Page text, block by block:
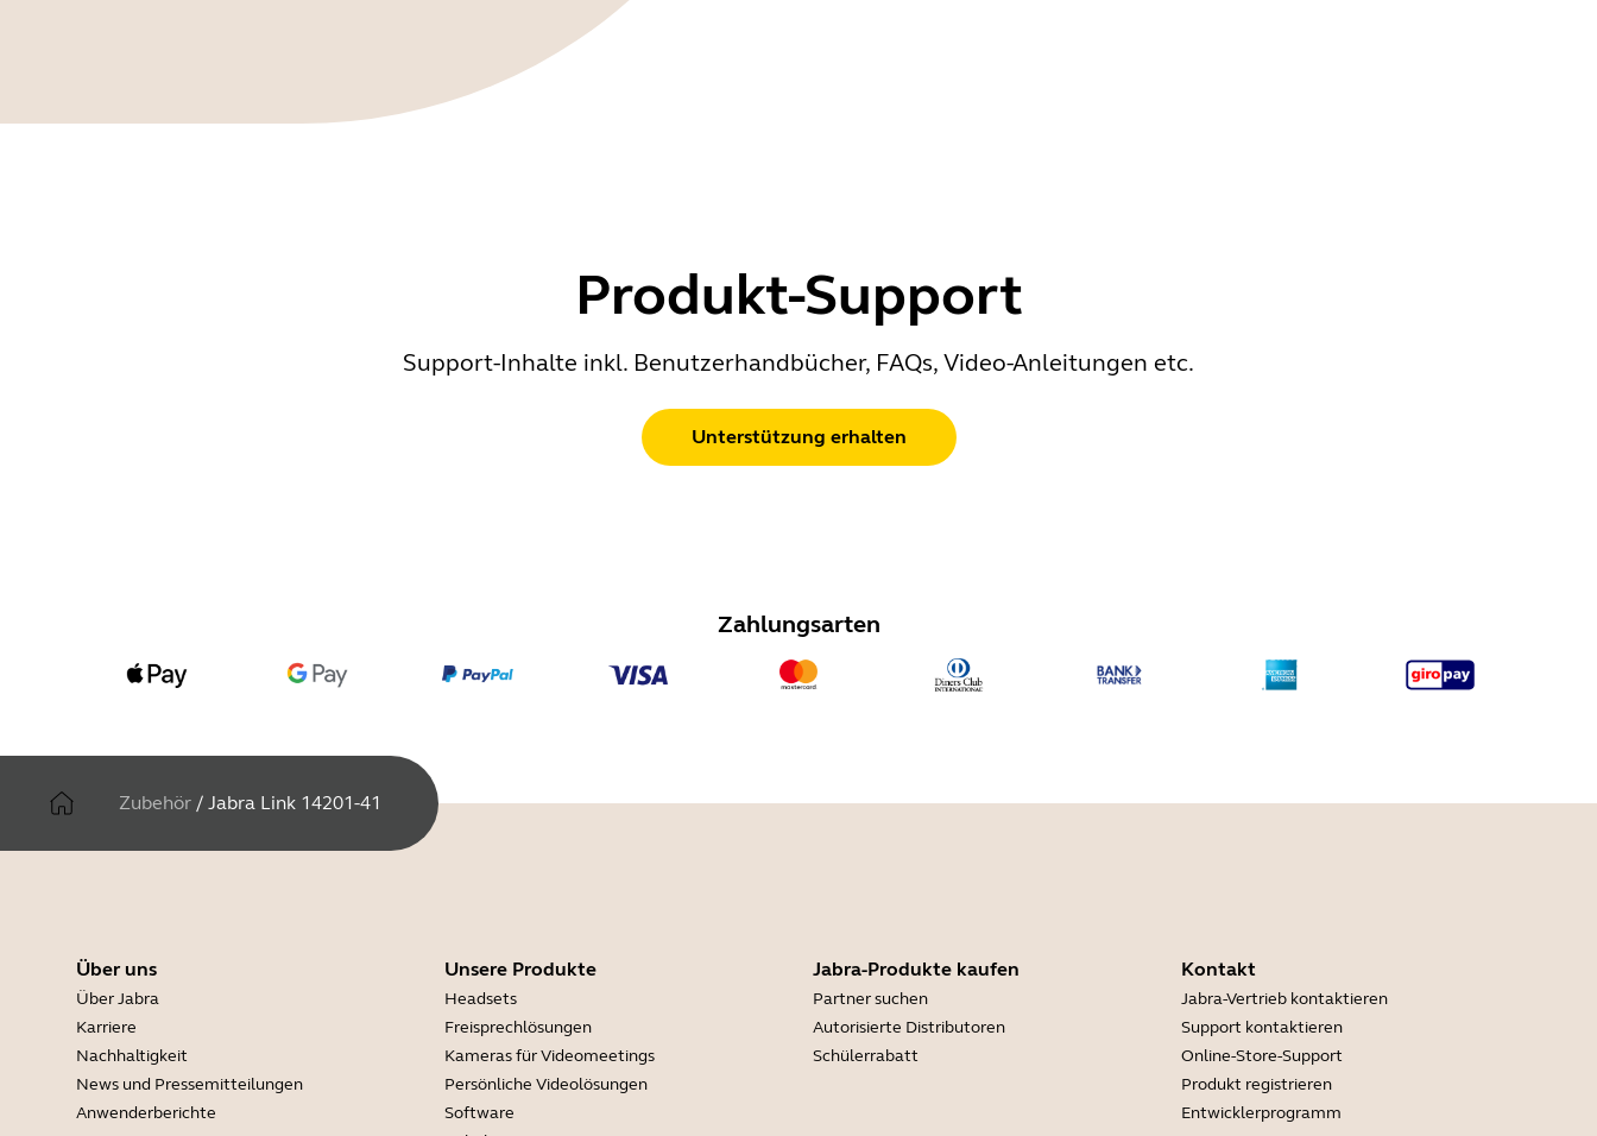
Produkt-Support
Support-Inhalte inkl. Benutzerhandbücher, FAQs, Video-Anleitungen etc.
Unterstützung erhalten
Zahlungsarten
Zubehör / Jabra Link 14201-41
Über uns
Über Jabra
Karriere
Nachhaltigkeit
News und Pressemitteilungen
Anwenderberichte
Unsere Produkte
Headsets
Freisprechlösungen
Kameras für Videomeetings
Persönliche Videolösungen
Software
Jabra-Produkte kaufen
Partner suchen
Autorisierte Distributoren
Schülerrabatt
Kontakt
Jabra-Vertrieb kontaktieren
Support kontaktieren
Online-Store-Support
Produkt registrieren
Entwicklerprogramm